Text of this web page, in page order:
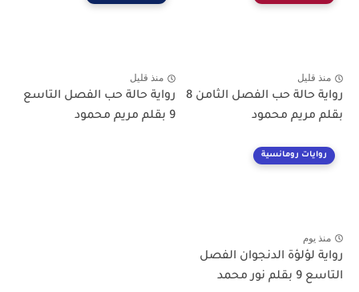
منذ قليل
رواية حالة حب الفصل الثامن 8
بقلم مريم محمود
منذ قليل
رواية حالة حب الفصل التاسع
9 بقلم مريم محمود
روايات رومانسية
منذ يوم
رواية لؤلؤة الدنجوان الفصل
التاسع 9 بقلم نور محمد